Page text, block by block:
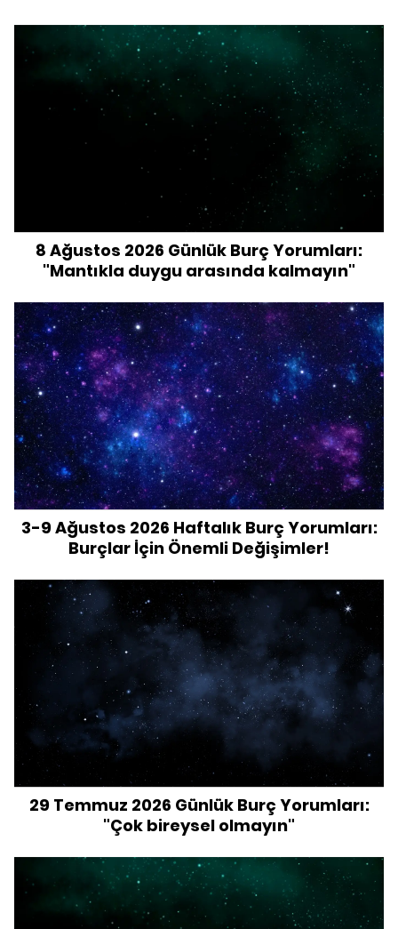
8 Ağustos 2026 Günlük Burç Yorumları:
"Mantıkla duygu arasında kalmayın"
3-9 Ağustos 2026 Haftalık Burç Yorumları:
Burçlar İçin Önemli Değişimler!
29 Temmuz 2026 Günlük Burç Yorumları:
"Çok bireysel olmayın"